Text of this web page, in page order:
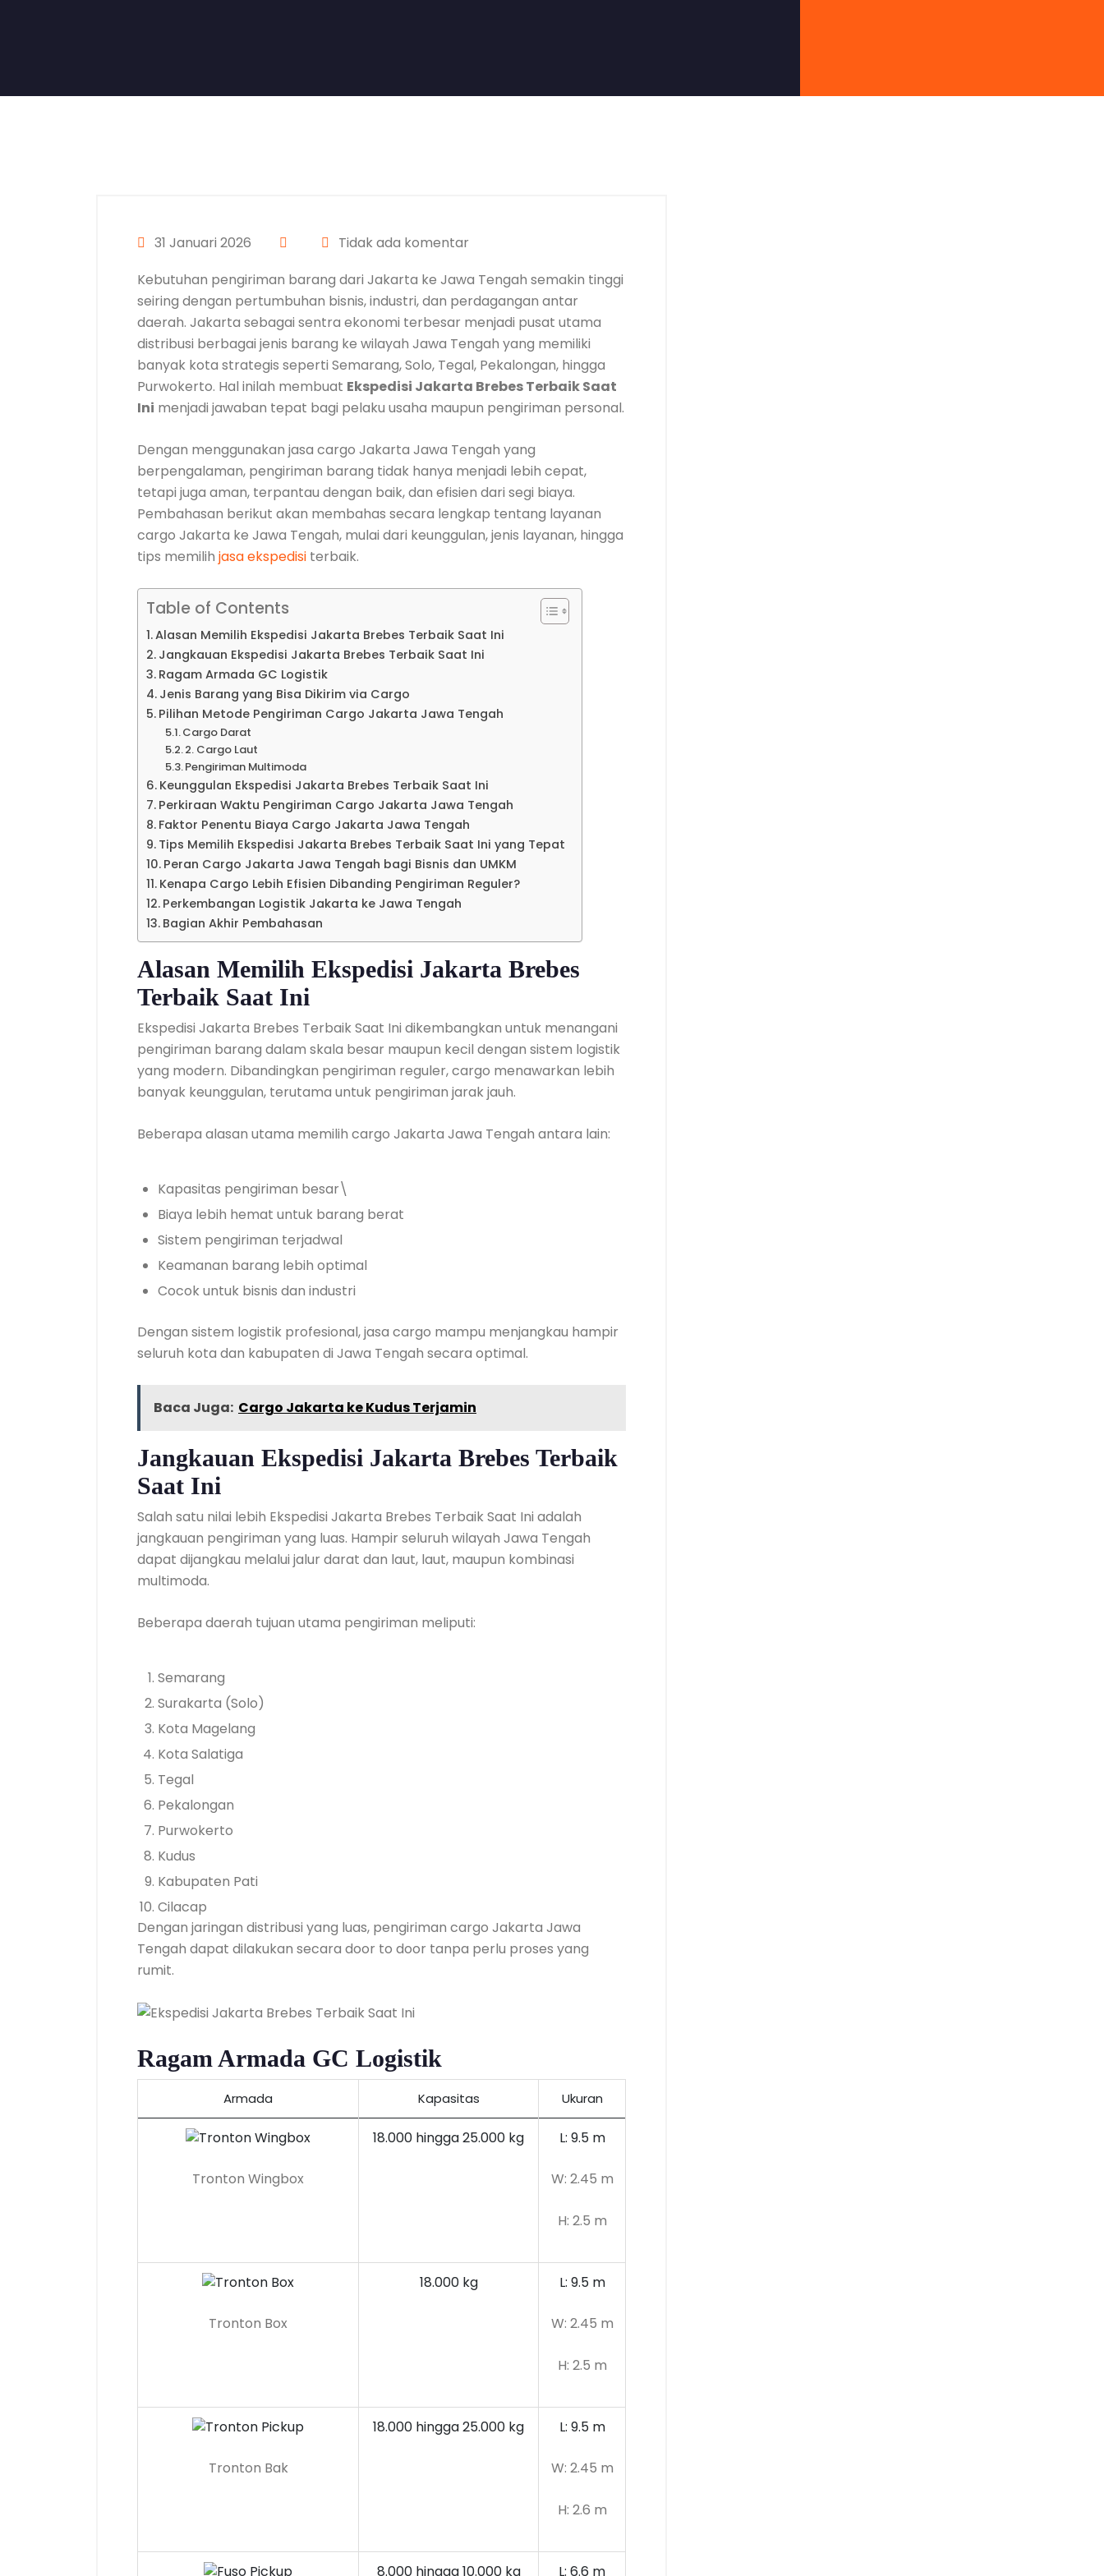
31 Januari 2026
Tidak ada komentar
Kebutuhan pengiriman barang dari Jakarta ke Jawa Tengah semakin tinggi
seiring dengan pertumbuhan bisnis, industri, dan perdagangan antar
daerah. Jakarta sebagai sentra ekonomi terbesar menjadi pusat utama
distribusi berbagai jenis barang ke wilayah Jawa Tengah yang memiliki
banyak kota strategis seperti Semarang, Solo, Tegal, Pekalongan, hingga
Purwokerto. Hal inilah membuat Ekspedisi Jakarta Brebes Terbaik Saat
Ini menjadi jawaban tepat bagi pelaku usaha maupun pengiriman personal.
Dengan menggunakan jasa cargo Jakarta Jawa Tengah yang
berpengalaman, pengiriman barang tidak hanya menjadi lebih cepat,
tetapi juga aman, terpantau dengan baik, dan efisien dari segi biaya.
Pembahasan berikut akan membahas secara lengkap tentang layanan
cargo Jakarta ke Jawa Tengah, mulai dari keunggulan, jenis layanan, hingga
tips memilih jasa ekspedisi terbaik.
Table of Contents
Alasan Memilih Ekspedisi Jakarta Brebes Terbaik Saat Ini
Jangkauan Ekspedisi Jakarta Brebes Terbaik Saat Ini
Ragam Armada GC Logistik
Jenis Barang yang Bisa Dikirim via Cargo
Pilihan Metode Pengiriman Cargo Jakarta Jawa Tengah
Cargo Darat
2. Cargo Laut
Pengiriman Multimoda
Keunggulan Ekspedisi Jakarta Brebes Terbaik Saat Ini
Perkiraan Waktu Pengiriman Cargo Jakarta Jawa Tengah
Faktor Penentu Biaya Cargo Jakarta Jawa Tengah
Tips Memilih Ekspedisi Jakarta Brebes Terbaik Saat Ini yang Tepat
Peran Cargo Jakarta Jawa Tengah bagi Bisnis dan UMKM
Kenapa Cargo Lebih Efisien Dibanding Pengiriman Reguler?
Perkembangan Logistik Jakarta ke Jawa Tengah
Bagian Akhir Pembahasan
Alasan Memilih Ekspedisi Jakarta Brebes
Terbaik Saat Ini
Ekspedisi Jakarta Brebes Terbaik Saat Ini dikembangkan untuk menangani
pengiriman barang dalam skala besar maupun kecil dengan sistem logistik
yang modern. Dibandingkan pengiriman reguler, cargo menawarkan lebih
banyak keunggulan, terutama untuk pengiriman jarak jauh.
Beberapa alasan utama memilih cargo Jakarta Jawa Tengah antara lain:
Kapasitas pengiriman besar\
Biaya lebih hemat untuk barang berat
Sistem pengiriman terjadwal
Keamanan barang lebih optimal
Cocok untuk bisnis dan industri
Dengan sistem logistik profesional, jasa cargo mampu menjangkau hampir
seluruh kota dan kabupaten di Jawa Tengah secara optimal.
Baca Juga: Cargo Jakarta ke Kudus Terjamin
Jangkauan Ekspedisi Jakarta Brebes Terbaik
Saat Ini
Salah satu nilai lebih Ekspedisi Jakarta Brebes Terbaik Saat Ini adalah
jangkauan pengiriman yang luas. Hampir seluruh wilayah Jawa Tengah
dapat dijangkau melalui jalur darat dan laut, laut, maupun kombinasi
multimoda.
Beberapa daerah tujuan utama pengiriman meliputi:
Semarang
Surakarta (Solo)
Kota Magelang
Kota Salatiga
Tegal
Pekalongan
Purwokerto
Kudus
Kabupaten Pati
Cilacap
Dengan jaringan distribusi yang luas, pengiriman cargo Jakarta Jawa
Tengah dapat dilakukan secara door to door tanpa perlu proses yang
rumit.
Ragam Armada GC Logistik
Armada Kapasitas Ukuran
Tronton Wingbox
18.000 hingga 25.000 kg L: 9.5 m
W: 2.45 m
H: 2.5 m
Tronton Box
18.000 kg L: 9.5 m
W: 2.45 m
H: 2.5 m
Tronton Bak
18.000 hingga 25.000 kg L: 9.5 m
W: 2.45 m
H: 2.6 m
8.000 hingga 10.000kg L: 6.6 m